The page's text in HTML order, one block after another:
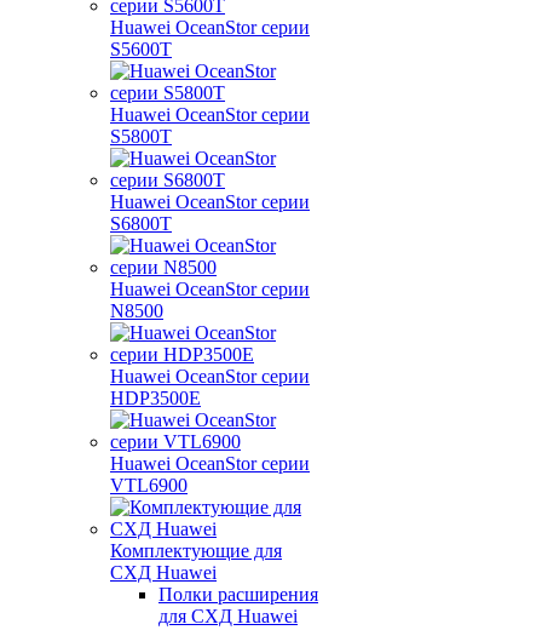
Huawei OceanStor серии
S5600T
Huawei OceanStor серии
S5800T
Huawei OceanStor серии
S6800T
Huawei OceanStor серии
N8500
Huawei OceanStor серии
HDP3500E
Huawei OceanStor серии
VTL6900
Комплектующие для
СХД Huawei
Полки расширения
для СХД Huawei